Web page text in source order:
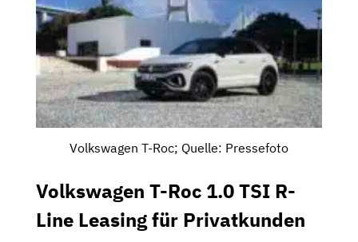
Volkswagen T-Roc; Quelle: Pressefoto
Volkswagen T-Roc 1.0 TSI R-
Line Leasing für Privatkunden